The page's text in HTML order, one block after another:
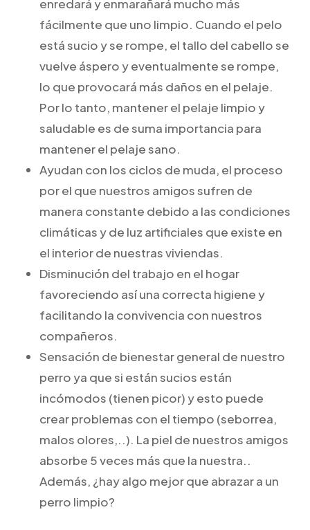
enredará y enmarañará mucho más
fácilmente que uno limpio. Cuando el pelo
está sucio y se rompe, el tallo del cabello se
vuelve áspero y eventualmente se rompe,
lo que provocará más daños en el pelaje.
Por lo tanto, mantener el pelaje limpio y
saludable es de suma importancia para
mantener el pelaje sano.
Ayudan con los ciclos de muda, el proceso
por el que nuestros amigos sufren de
manera constante debido a las condiciones
climáticas y de luz artificiales que existe en
el interior de nuestras viviendas.
Disminución del trabajo en el hogar
favoreciendo así una correcta higiene y
facilitando la convivencia con nuestros
compañeros.
Sensación de bienestar general de nuestro
perro ya que si están sucios están
incómodos (tienen picor) y esto puede
crear problemas con el tiempo (seborrea,
malos olores,..). La piel de nuestros amigos
absorbe 5 veces más que la nuestra..
Además, ¿hay algo mejor que abrazar a un
perro limpio?